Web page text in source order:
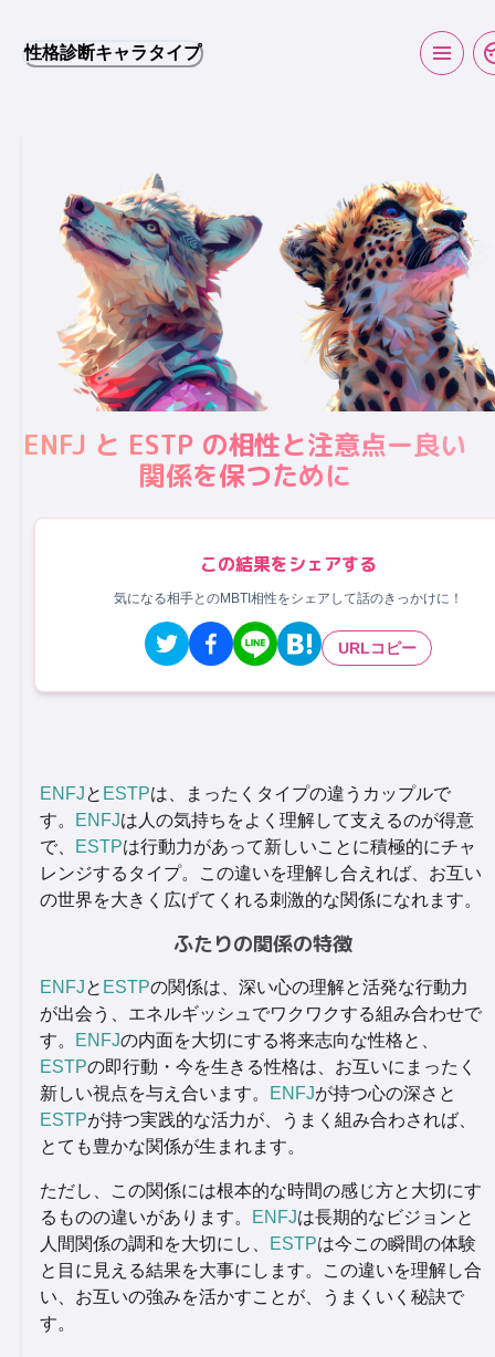
性格診断キャラタイプ
ENFJ と ESTP の相性と注意点ー良い
関係を保つために
この結果をシェアする
気になる相手とのMBTI相性をシェアして話のきっかけに！
URLコピー
ENFJと ESTPは、まったくタイプの違うカップルで
す。
ENFJは人の気持ちをよく理解して支えるのが得意
で、
ESTPは行動力があって新しいことに積極的にチャ
レンジするタイプ。この違いを理解し合えれば、お互い
の世界を大きく広げてくれる刺激的な関係になれます。
ふたりの関係の特徴
ENFJと ESTPの関係は、深い心の理解と活発な行動力
が出会う、エネルギッシュでワクワクする組み合わせで
す。
ENFJの内面を大切にする将来志向な性格と、
ESTPの即行動・今を生きる性格は、お互いにまったく
新しい視点を与え合います。
ENFJが持つ心の深さと
ESTPが持つ実践的な活力が、うまく組み合わされば、
とても豊かな関係が生まれます。
ただし、この関係には根本的な時間の感じ方と大切にす
るものの違いがあります。
ENFJは長期的なビジョンと
人間関係の調和を大切にし、
ESTPは今この瞬間の体験
と目に見える結果を大事にします。この違いを理解し合
い、お互いの強みを活かすことが、うまくいく秘訣で
す。